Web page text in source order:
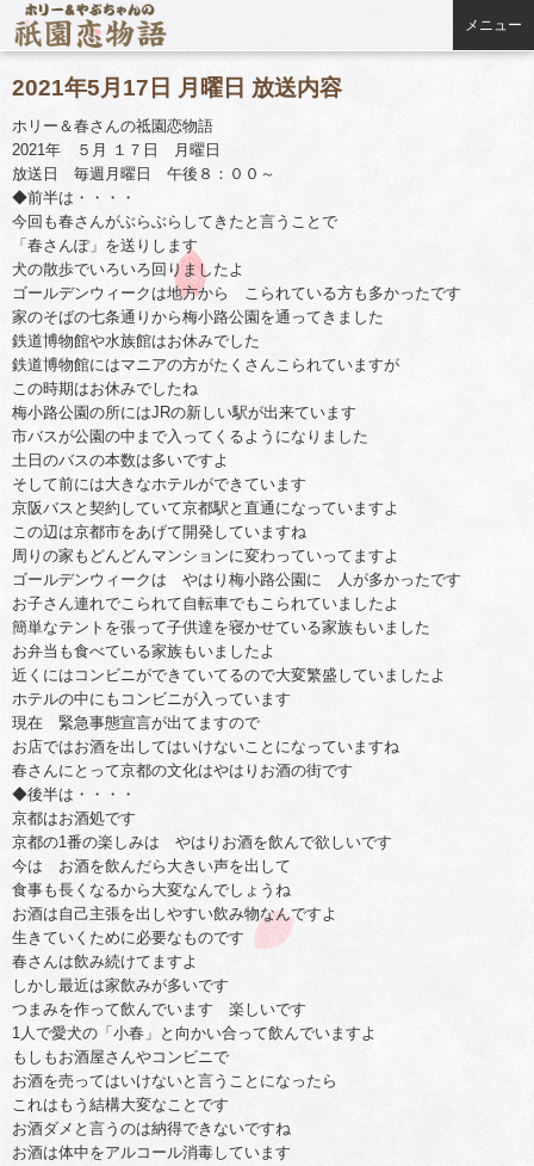
メニュー
2021年5月17日 月曜日 放送内容
ホリー＆春さんの祗園恋物語
2021年 ５月 １７日 月曜日
放送日 毎週月曜日 午後８：００～
◆前半は・・・・
今回も春さんがぶらぶらしてきたと言うことで
「春さんぽ」を送りします
犬の散歩でいろいろ回りましたよ
ゴールデンウィークは地方から こられている方も多かったです
家のそばの七条通りから梅小路公園を通ってきました
鉄道博物館や水族館はお休みでした
鉄道博物館にはマニアの方がたくさんこられていますが
この時期はお休みでしたね
梅小路公園の所にはJRの新しい駅が出来ています
市バスが公園の中まで入ってくるようになりました
土日のバスの本数は多いですよ
そして前には大きなホテルができています
京阪バスと契約していて京都駅と直通になっていますよ
この辺は京都市をあげて開発していますね
周りの家もどんどんマンションに変わっていってますよ
ゴールデンウィークは やはり梅小路公園に 人が多かったです
お子さん連れでこられて自転車でもこられていましたよ
簡単なテントを張って子供達を寝かせている家族もいました
お弁当も食べている家族もいましたよ
近くにはコンビニができていてるので大変繁盛していましたよ
ホテルの中にもコンビニが入っています
現在 緊急事態宣言が出てますので
お店ではお酒を出してはいけないことになっていますね
春さんにとって京都の文化はやはりお酒の街です
◆後半は・・・・
京都はお酒処です
京都の1番の楽しみは やはりお酒を飲んで欲しいです
今は お酒を飲んだら大きい声を出して
食事も長くなるから大変なんでしょうね
お酒は自己主張を出しやすい飲み物なんですよ
生きていくために必要なものです
春さんは飲み続けてますよ
しかし最近は家飲みが多いです
つまみを作って飲んでいます 楽しいです
1人で愛犬の「小春」と向かい合って飲んでいますよ
もしもお酒屋さんやコンビニで
お酒を売ってはいけないと言うことになったら
これはもう結構大変なことです
お酒ダメと言うのは納得できないですね
お酒は体中をアルコール消毒しています